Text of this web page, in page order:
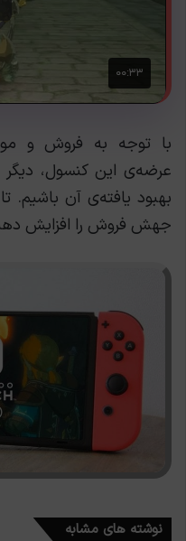
با توجه به فروش و
عرضه‌ی این کنسول،
بهبود یافته‌ی آن باشیم.
جهش فروش را افزایش
نوشته های مشابه